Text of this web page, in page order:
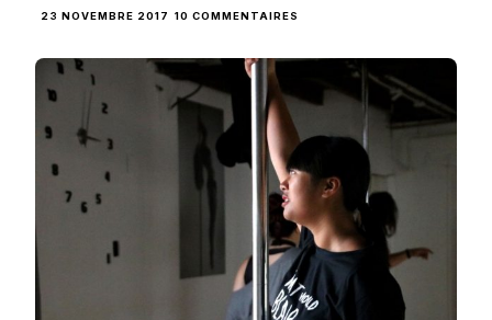
23 NOVEMBRE 2017 10 COMMENTAIRES
HISTOIRE